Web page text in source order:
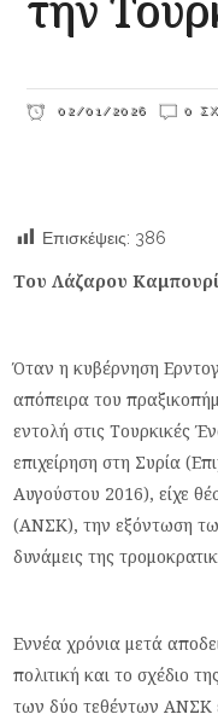
02/01/2026 0
Επισκέψεις: 386
Του Λάζαρου
Όταν η κυβέρνηση
απόπειρα του
εντολή στις Τουρκικές
επιχείρηση στη Συρία
Αυγούστου 2016), είχε
(ΑΝΣΚ), την εξόντωση
δυνάμεις της
Εννέα χρόνια μετά
πολιτική και το σχέδιο
των δύο τεθέντων ΑΝΣΚ